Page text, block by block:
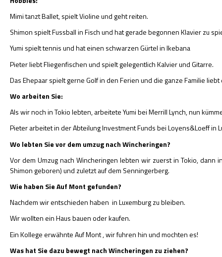
Mimi tanzt Ballet, spielt Violine und geht reiten.
Shimon spielt Fussball in Fisch und hat gerade begonnen Klavier zu
Yumi spielt tennis und hat einen schwarzen Gürtel in Ikebana
Pieter liebt Fliegenfischen und spielt gelegentlich Kalvier und Gitarre.
Das Ehepaar spielt gerne Golf in den Ferien und die ganze Familie
Wo arbeiten Sie:
Als wir noch in Tokio lebten, arbeitete Yumi bei Merrill Lynch, nun
Pieter arbeitet in der Abteilung Investment Funds bei Loyens&Loeff in
Wo lebten Sie vor dem umzug nach Wincheringen?
Vor dem Umzug nach Wincheringen lebten wir zuerst in Tokio, dann
Shimon geboren) und zuletzt auf dem Senningerberg.
Wie haben Sie Auf Mont gefunden?
Nachdem wir entschieden haben in Luxemburg zu bleiben.
Wir wollten ein Haus bauen oder kaufen.
Ein Kollege erwähnte Auf Mont , wir fuhren hin und mochten es!
Was hat Sie dazu bewegt nach Wincheringen zu ziehen?